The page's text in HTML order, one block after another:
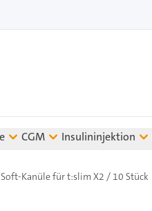
CGM Insulininjektion
Kanüle für t:slim X2 / 10 Stück